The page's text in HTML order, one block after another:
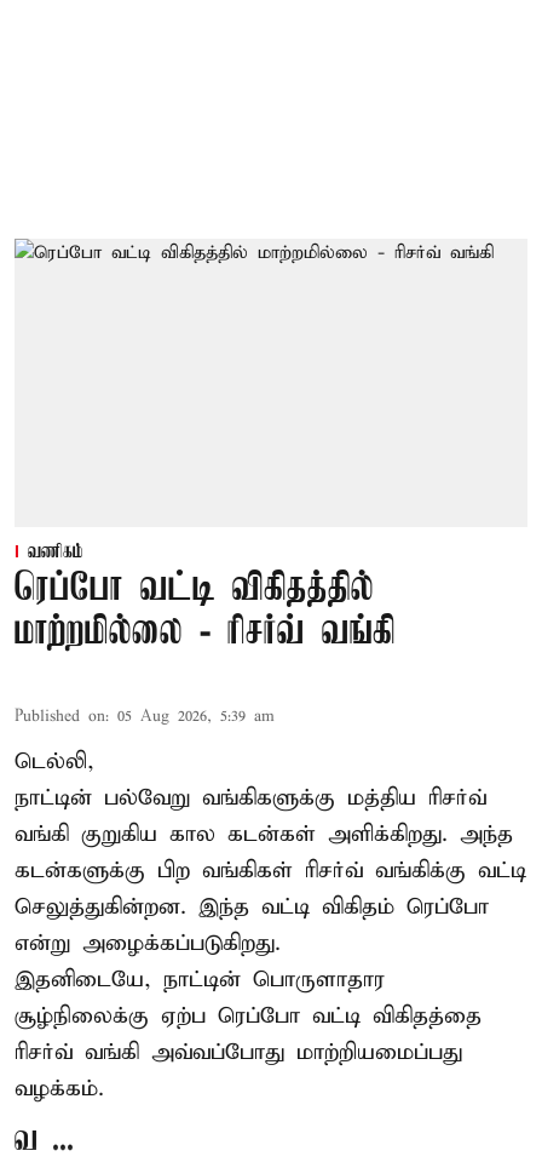
வணிகம்
ரெப்போ வட்டி விகிதத்தில்
மாற்றமில்லை - ரிசர்வ் வங்கி
Published on: 05 Aug 2026, 5:39 am
டெல்லி,
நாட்டின் பல்வேறு வங்கிகளுக்கு மத்திய ரிசர்வ்
வங்கி குறுகிய கால கடன்கள் அளிக்கிறது. அந்த
கடன்களுக்கு பிற வங்கிகள் ரிசர்வ் வங்கிக்கு வட்டி
செலுத்துகின்றன. இந்த வட்டி விகிதம் ரெப்போ
என்று அழைக்கப்படுகிறது.
இதனிடையே, நாட்டின் பொருளாதார
சூழ்நிலைக்கு ஏற்ப ரெப்போ வட்டி விகிதத்தை
ரிசர்வ் வங்கி அவ்வப்போது மாற்றியமைப்பது
வழக்கம்.
வ ...